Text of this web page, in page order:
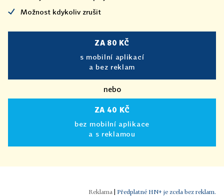
Možnost kdykoliv zrušit
ZA 80 KČ
s mobilní aplikací
a bez reklam
nebo
ZA 40 KČ
bez mobilní aplikace
a s reklamou
Předplatné HN+ je zcela bez reklam.